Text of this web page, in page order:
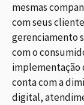
mesmas
com seus
gerenciamento
com o
implementação
conta com a
digital,